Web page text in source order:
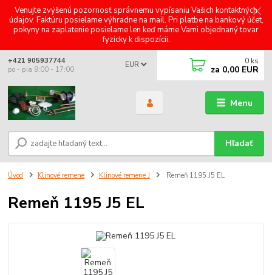
Venujte zvýšenú pozornosť správnemu vypísaniu Vašich kontaktných
údajov. Faktúru posielame výhradne na mail. Pri platbe na bankový účet,
pokyny na zaplatenie posielame len keď máme Vami objednaný tovar
fyzicky k dispozícii.
Menu
EUR
Hľadať
+421 905937744
po - pia 9:00 - 17:00
0 ks
za 0,00 EUR
Úvod Klinové remene Klinové remene J Remeň 1195 J5 EL
Remeň 1195 J5 EL